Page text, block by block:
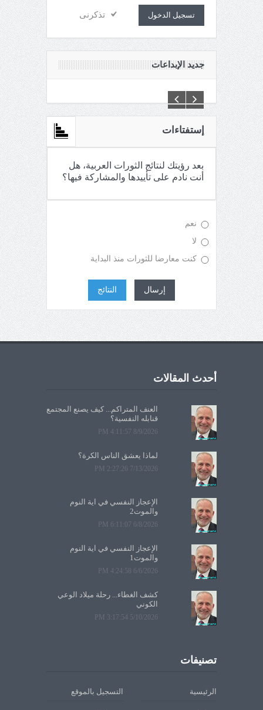
تسجيل الدخول تذكرنى
جديد الإبداعات
إستفتاءات
بعد رؤيتك لنتائج الثورات العربية، هل
أنت نادم على تأييدها والمشاركة فيها؟
نعم
لا
كنت معارضا للثورات منذ البداية
إرسال النتائج
أحدث المقالات
العنف المتراكم... كيف يصنع المجتمع
قنابله النفسية؟
8/9/2026 4:11:57 PM
لماذا يعشق الناس الكرة؟
7/13/2026 2:27:26 PM
الإعجاز النفسي في آية النوم
والموت2
6/8/2026 6:11:07 PM
الإعجاز النفسي في آية النوم
والموت1
6/6/2026 4:24:58 PM
كشف الغطاء... رحلة ميلاد الوعي
الكوني
5/10/2026 3:17:54 PM
تصنيفات
الرئيسية التسجيل بالموقع